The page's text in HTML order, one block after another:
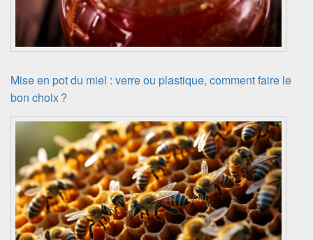
Mise en pot du miel : verre ou plastique, comment faire le
bon choix ?